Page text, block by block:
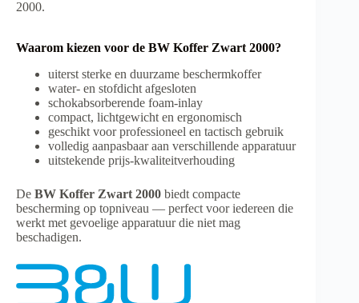
2000.
Waarom kiezen voor de BW Koffer Zwart 2000?
uiterst sterke en duurzame beschermkoffer
water- en stofdicht afgesloten
schokabsorberende foam-inlay
compact, lichtgewicht en ergonomisch
geschikt voor professioneel en tactisch gebruik
volledig aanpasbaar aan verschillende apparatuur
uitstekende prijs-kwaliteitverhouding
De BW Koffer Zwart 2000 biedt compacte
bescherming op topniveau — perfect voor iedereen die
werkt met gevoelige apparatuur die niet mag
beschadigen.